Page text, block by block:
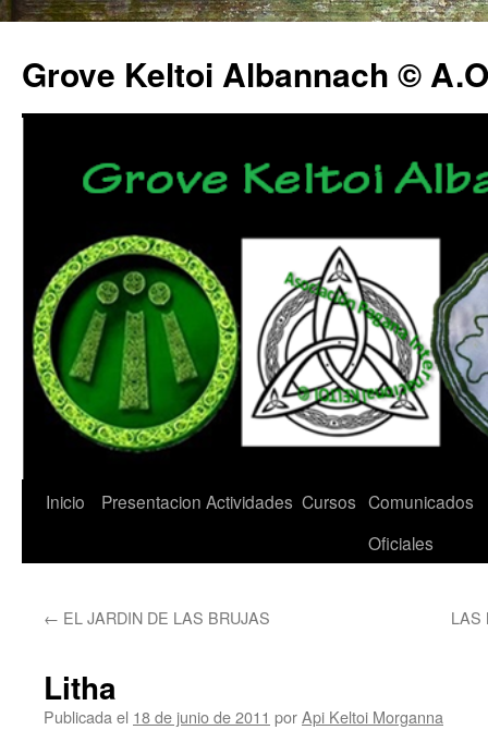
Grove Keltoi Albannach ©
Saltar
Inicio Presentacion Actividades Cursos Comunicados
Oficiales
← EL JARDIN DE LAS BRUJAS LAS
Litha
Publicada el 18 de junio de 2011 porApi Keltoi Morganna